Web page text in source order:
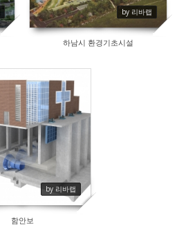
by 리바랩
하남시 환경기초시설
by 리바랩
함안보